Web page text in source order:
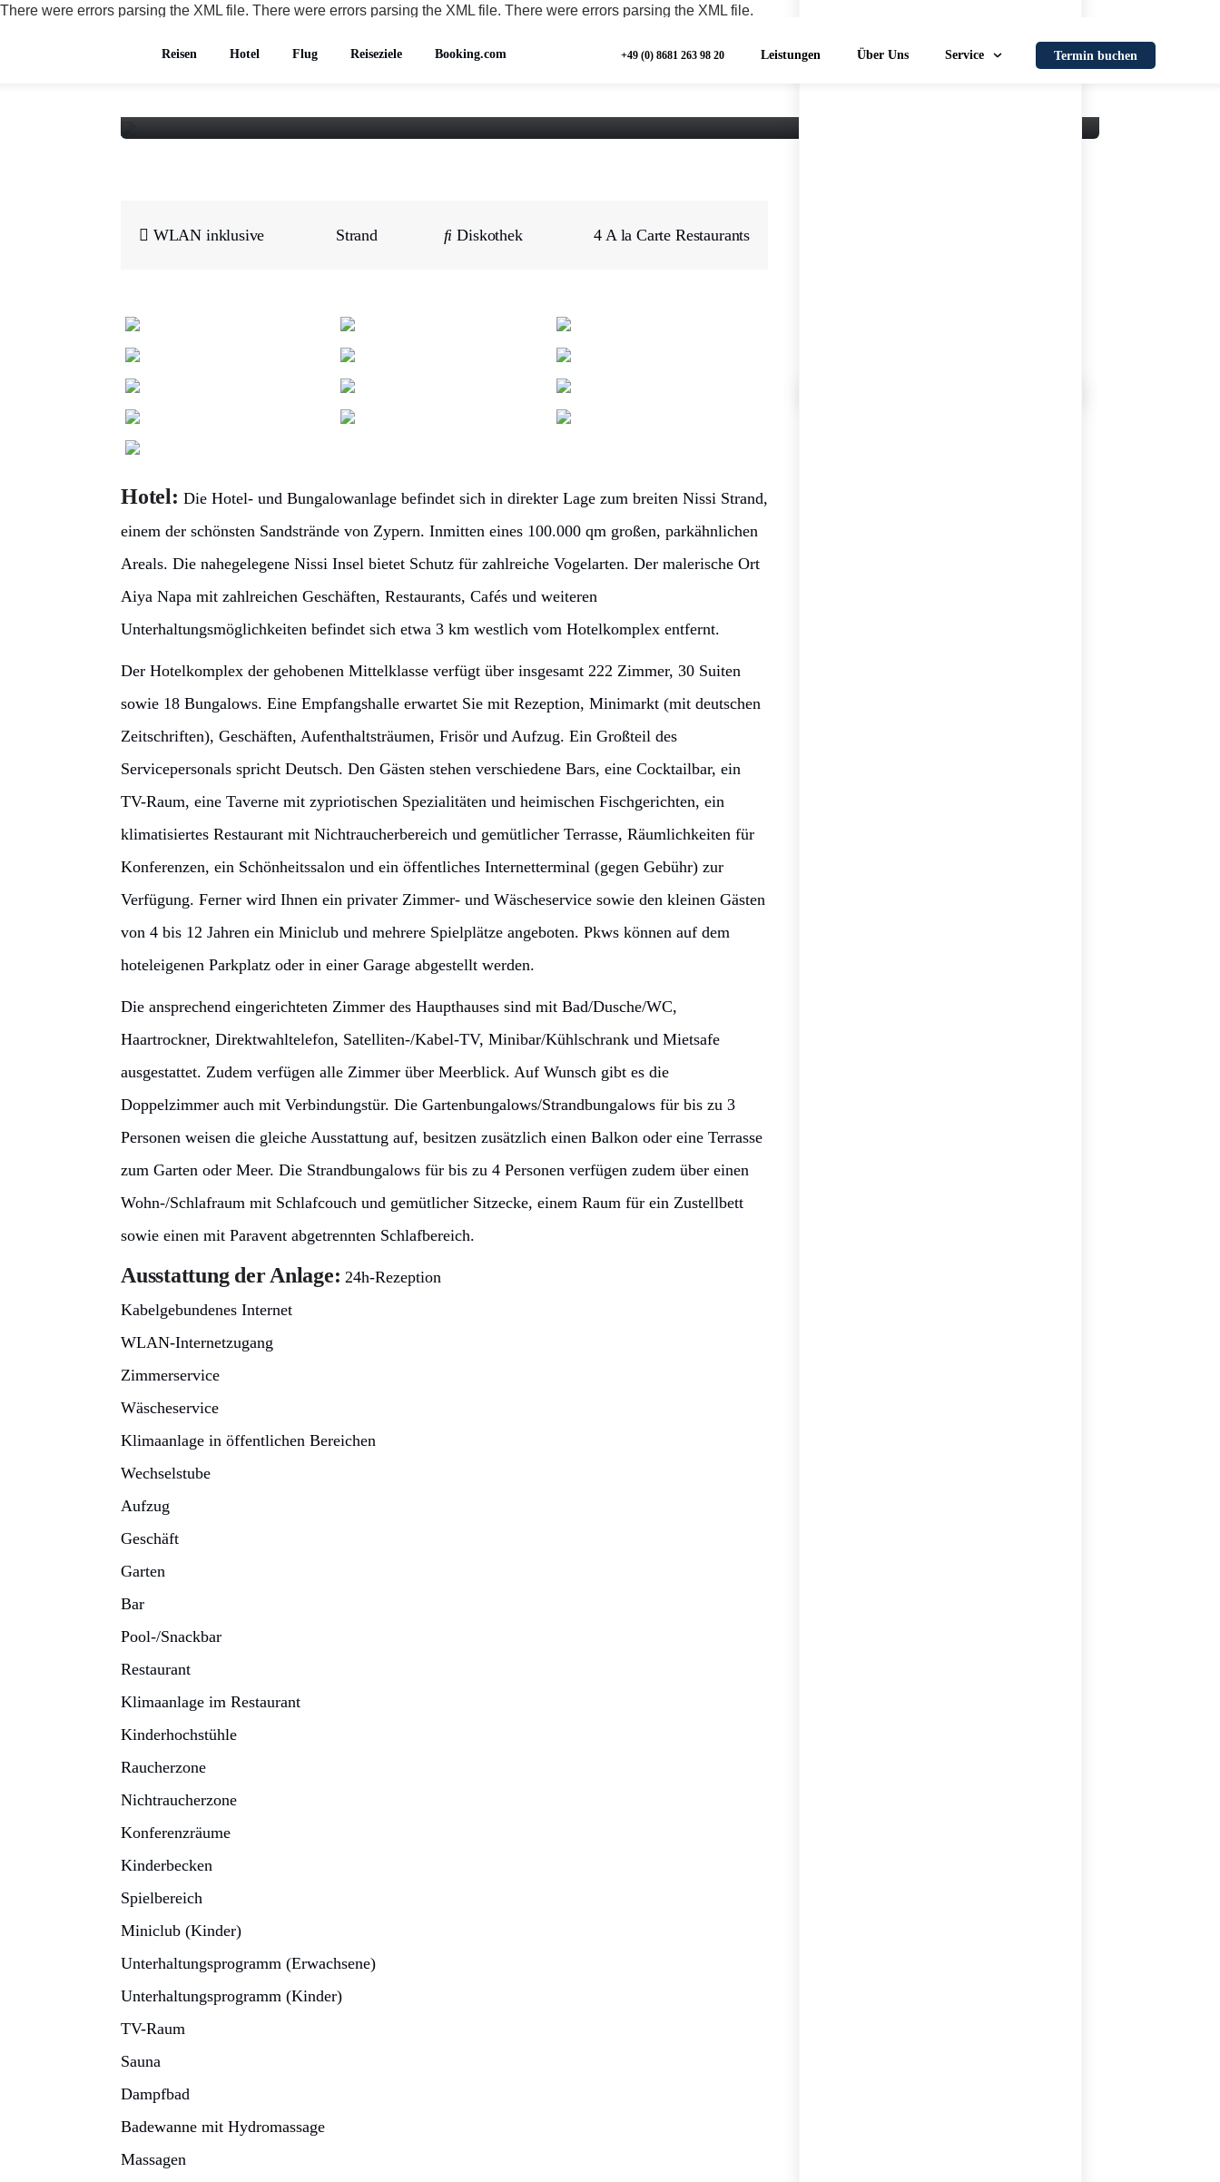
There were errors parsing the XML file. There were errors parsing the XML file. There were errors parsing the XML file.
Reisen Hotel Flug Reiseziele Booking.com +49 (0) 8681 263 98 20 Leistungen Über Uns Service Termin buchen
Nissi Beach
WLAN inklusive Strand Diskothek 4 A la Carte Restaurants
Hotel: Die Hotel- und Bungalowanlage befindet sich in direkter Lage zum breiten Nissi Strand,
einem der schönsten Sandstrände von Zypern. Inmitten eines 100.000 qm großen, parkähnlichen
Areals. Die nahegelegene Nissi Insel bietet Schutz für zahlreiche Vogelarten. Der malerische Ort
Aiya Napa mit zahlreichen Geschäften, Restaurants, Cafés und weiteren
Unterhaltungsmöglichkeiten befindet sich etwa 3 km westlich vom Hotelkomplex entfernt.
Der Hotelkomplex der gehobenen Mittelklasse verfügt über insgesamt 222 Zimmer, 30 Suiten
sowie 18 Bungalows. Eine Empfangshalle erwartet Sie mit Rezeption, Minimarkt (mit deutschen
Zeitschriften), Geschäften, Aufenthaltsträumen, Frisör und Aufzug. Ein Großteil des
Servicepersonals spricht Deutsch. Den Gästen stehen verschiedene Bars, eine Cocktailbar, ein
TV-Raum, eine Taverne mit zypriotischen Spezialitäten und heimischen Fischgerichten, ein
klimatisiertes Restaurant mit Nichtraucherbereich und gemütlicher Terrasse, Räumlichkeiten für
Konferenzen, ein Schönheitssalon und ein öffentliches Internetterminal (gegen Gebühr) zur
Verfügung. Ferner wird Ihnen ein privater Zimmer- und Wäscheservice sowie den kleinen Gästen
von 4 bis 12 Jahren ein Miniclub und mehrere Spielplätze angeboten. Pkws können auf dem
hoteleigenen Parkplatz oder in einer Garage abgestellt werden.
Die ansprechend eingerichteten Zimmer des Haupthauses sind mit Bad/Dusche/WC,
Haartrockner, Direktwahltelefon, Satelliten-/Kabel-TV, Minibar/Kühlschrank und Mietsafe
ausgestattet. Zudem verfügen alle Zimmer über Meerblick. Auf Wunsch gibt es die
Doppelzimmer auch mit Verbindungstür. Die Gartenbungalows/Strandbungalows für bis zu 3
Personen weisen die gleiche Ausstattung auf, besitzen zusätzlich einen Balkon oder eine Terrasse
zum Garten oder Meer. Die Strandbungalows für bis zu 4 Personen verfügen zudem über einen
Wohn-/Schlafraum mit Schlafcouch und gemütlicher Sitzecke, einem Raum für ein Zustellbett
sowie einen mit Paravent abgetrennten Schlafbereich.
Ausstattung der Anlage: 24h-Rezeption
Kabelgebundenes Internet
WLAN-Internetzugang
Zimmerservice
Wäscheservice
Klimaanlage in öffentlichen Bereichen
Wechselstube
Aufzug
Geschäft
Garten
Bar
Pool-/Snackbar
Restaurant
Klimaanlage im Restaurant
Kinderhochstühle
Raucherzone
Nichtraucherzone
Konferenzräume
Kinderbecken
Spielbereich
Miniclub (Kinder)
Unterhaltungsprogramm (Erwachsene)
Unterhaltungsprogramm (Kinder)
TV-Raum
Sauna
Dampfbad
Badewanne mit Hydromassage
Massagen